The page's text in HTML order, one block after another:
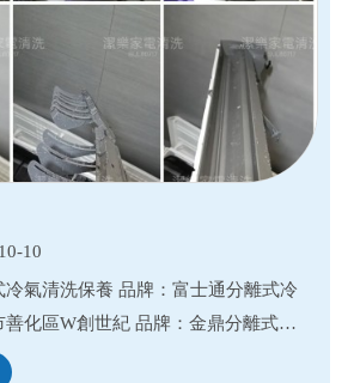
10
冷氣清洗保養 品牌：富士通分離式冷
化區W創世紀 品牌：金鼎分離式冷